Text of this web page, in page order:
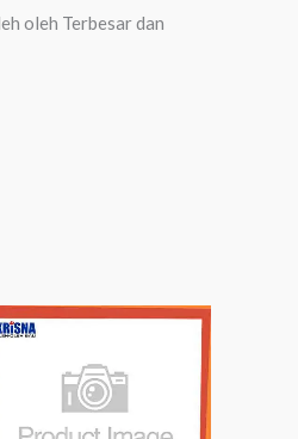
oleh Terbesar dan